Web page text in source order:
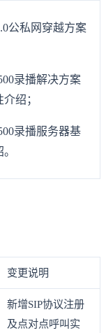
公私网穿越方案
录播解决方案
绍；
录播服务器基
变更说明
新增SIP协议注册
及点对点呼叫实